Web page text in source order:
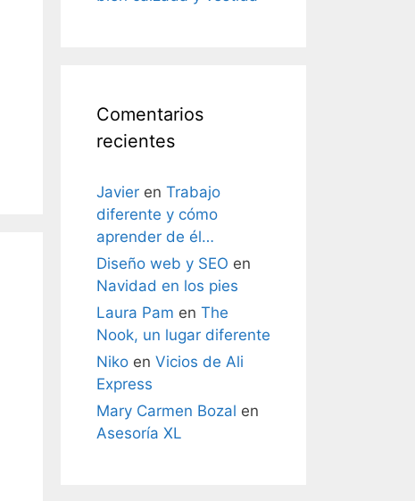
Comentarios
recientes
Javier en Trabajo
diferente y cómo
aprender de él…
Diseño web y SEO en
Navidad en los pies
Laura Pam en The
Nook, un lugar diferente
Niko en Vicios de Ali
Express
Mary Carmen Bozal en
Asesoría XL